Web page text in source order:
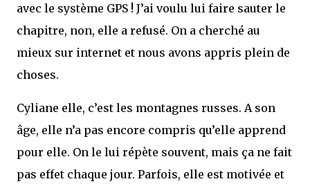
avec le système GPS ! J’ai voulu lui faire sauter le
chapitre, non, elle a refusé. On a cherché au
mieux sur internet et nous avons appris plein de
choses.
Cyliane elle, c’est les montagnes russes. A son
âge, elle n’a pas encore compris qu’elle apprend
pour elle. On le lui répète souvent, mais ça ne fait
pas effet chaque jour. Parfois, elle est motivée et